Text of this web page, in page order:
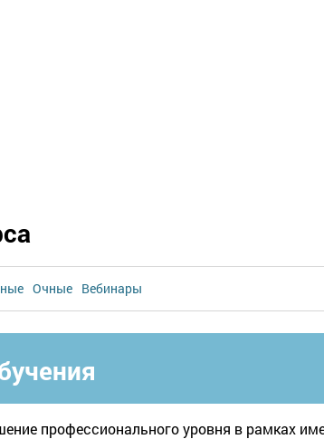
Очные Вебинары
профессионального уровня в рамках